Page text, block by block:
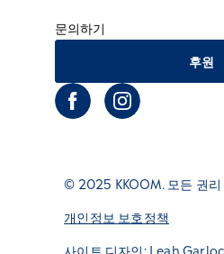
문의하기
후원
© 2025 KKOOM. 모든 권리
개인정보 보호정책